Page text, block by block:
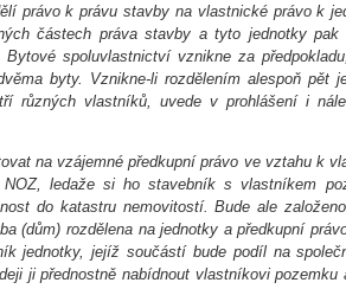
právo k právu stavby na vlastnické právo k
částech práva stavby a tyto jednotky pak
Bytové spoluvlastnictví vznikne za
byty. Vznikne‑li rozdělením alespoň pět
různých vlastníků, uvede v prohlášení i
na vzájemné předkupní právo ve vztahu k
ledaže si ho stavebník s vlastníkem
do katastru nemovitostí. Bude ale
(dům) rozdělena na jednotky a předkupní
jednotky, jejíž součástí bude podíl na
ji přednostně nabídnout vlastníkovi pozemku